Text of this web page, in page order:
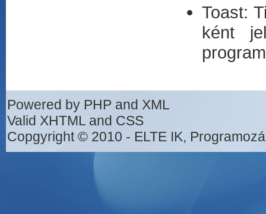
Toast:
ként
Powered by PHP and XML
Valid XHTML and CSS
Copgyright © 2010 - ELTE IK,